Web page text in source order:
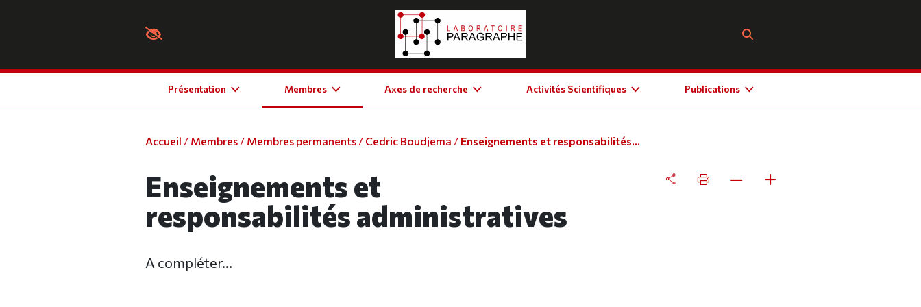
Présentation Membres Axes de recherche Activités Scientifiques Publications
Accueil / Membres / Membres permanents / Cedric Boudjema / Enseignements et responsabilités...
Enseignements et
responsabilités administratives
A compléter...